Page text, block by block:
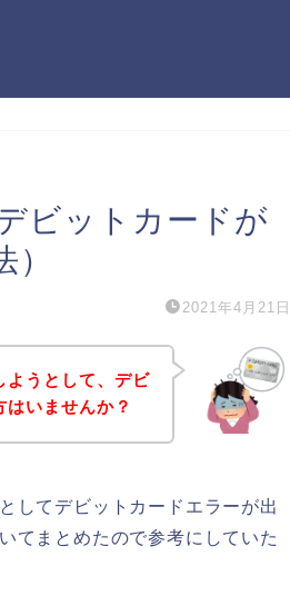
ビットカードが
2021年4月21日
ようとして、デビ
いませんか？
してデビットカードエラーが出
てまとめたので参考にしていた